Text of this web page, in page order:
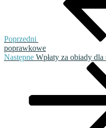
Poprzedni
poprawkowe
Następny
Następne Wpłaty za obiady